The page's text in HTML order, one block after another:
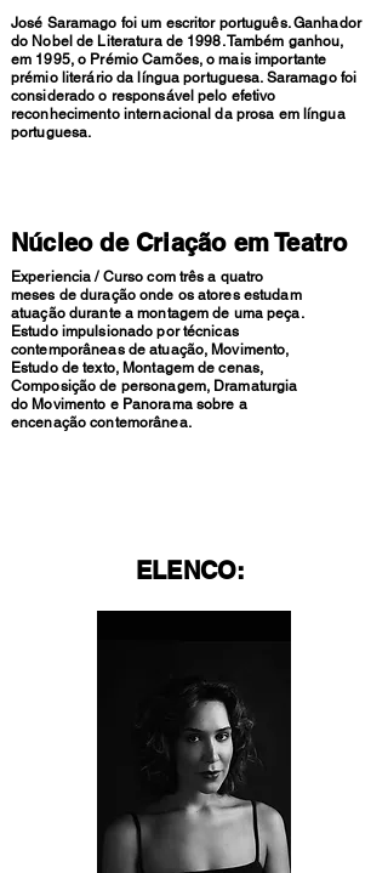
José Saramago foi um escritor português. Ganhador
do Nobel de Literatura de 1998. Também ganhou,
em 1995, o Prémio Camões, o mais importante
prémio literário da língua portuguesa. Saramago foi
considerado o responsável pelo efetivo
reconhecimento internacional da prosa em língua
portuguesa.
Núcleo de Criação em Teatro
Experiencia / Curso com três a quatro
meses de duração onde os atores estudam
atuação durante a montagem de uma peça.
Estudo impulsionado por técnicas
contemporâneas de atuação, Movimento,
Estudo de texto, Montagem de cenas,
Composição de personagem, Dramaturgia
do Movimento e Panorama sobre a
encenação contemorânea.
ELENCO: